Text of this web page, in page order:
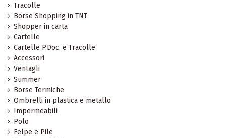
Tracolle
Borse Shopping in TNT
Shopper in carta
Cartelle
Cartelle P.Doc. e Tracolle
Accessori
Ventagli
Summer
Borse Termiche
Ombrelli in plastica e metallo
Impermeabili
Polo
Felpe e Pile